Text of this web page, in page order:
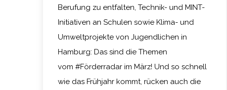
Berufung zu entfalten, Technik- und MINT-
Initiativen an Schulen sowie Klima- und
Umweltprojekte von Jugendlichen in
Hamburg: Das sind die Themen
vom #Förderradar im März! Und so schnell
wie das Frühjahr kommt, rücken auch die